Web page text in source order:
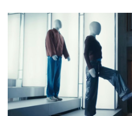
tener un futuro diferente en
que debemos tomar para
apunta en unsitio web creado
Elegimos la humanidad:
impulse la creatividad y
privacidad. Elegimos el poder
apoyarnos en el código abierto
Elegimos un modelo económico